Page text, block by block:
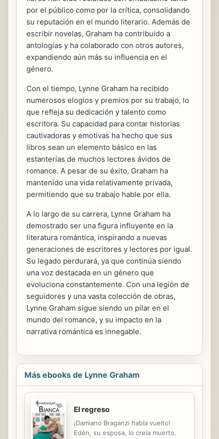
por el público como por la crítica, consolidando
su reputación en el mundo literario. Además de
escribir novelas, Graham ha contribuido a
antologías y ha colaborado con otros autores,
expandiendo aún más su influencia en el
género.
Con el tiempo, Lynne Graham ha recibido
numerosos elogios y premios por su trabajo, lo
que refleja su dedicación y talento como
escritora. Su capacidad para contar historias
cautivadoras y emotivas ha hecho que sus
libros sean un elemento básico en las
estanterías de muchos lectores ávidos de
romance. A pesar de su éxito, Graham ha
mantenido una vida relativamente privada,
permitiendo que su trabajo hable por ella.
A lo largo de su carrera, Lynne Graham ha
demostrado ser una figura influyente en la
literatura romántica, inspirando a nuevas
generaciones de escritores y lectores por igual.
Su legado perdurará, ya que continúa siendo
una voz destacada en un género que
evoluciona constantemente. Con una legión de
seguidores y una vasta colección de obras,
Lynne Graham sigue siendo un pilar en el
mundo del romance, y su impacto en la
narrativa romántica es innegable.
Más ebooks de Lynne Graham
El regreso
¡Damiano Braganzi había vuelto!
Edén, su esposa, lo creía muerto.